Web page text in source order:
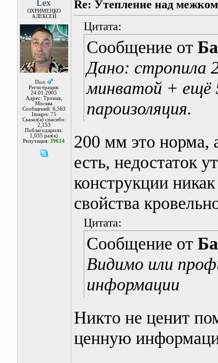
Lex
ОХРИМЕНКО
АЛЕКСЕЙ
Пол:
Регистрация:
24.01.2005
Адрес: Троицк,
Москва
Сообщений: 6,563
Images: 75
Сказал(а) спасибо:
2,153
Поблагодарили:
1,035 раз(а)
Репутация:39614
Re: Утепление над
Цитата:
Сообщение от
Дано: стропила
минватой + ещё
пароизоляция.
200 мм это норма,
есть, недостаток
конструкции
свойства
Цитата:
Сообщение от
Видимо или
информации
Никто не ценит
ценную